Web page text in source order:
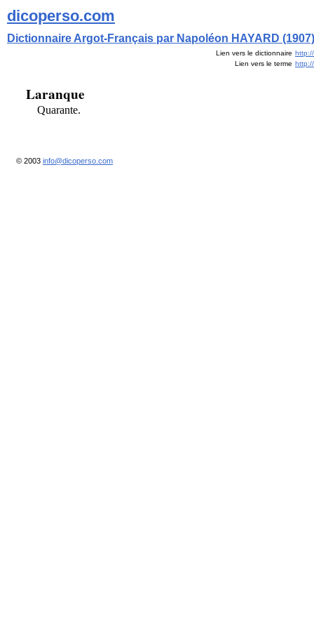
dicoperso.com
Dictionnaire Argot-Français par Napoléon HAYARD (1907)
Lien vers le dictionnaire
Lien vers le terme
Laranque
Quarante.
© 2003 info@dicoperso.com